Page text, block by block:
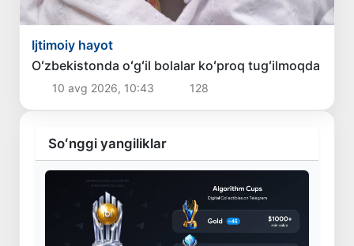
Ijtimoiy hayot
Oʻzbekistonda oʻgʻil bolalar koʻproq tugʻilmoqda
10 avg 2026, 10:43 128
Soʻnggi yangiliklar